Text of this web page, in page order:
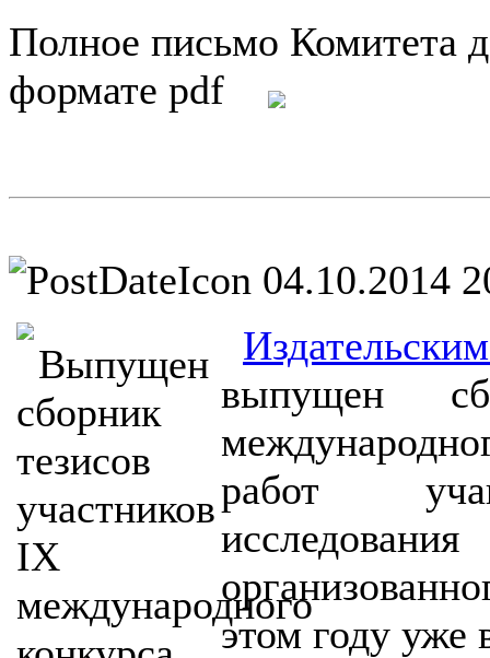
Полное письмо Комитета
формате pdf
04.10.2014
выпущен
работ
этом году уже